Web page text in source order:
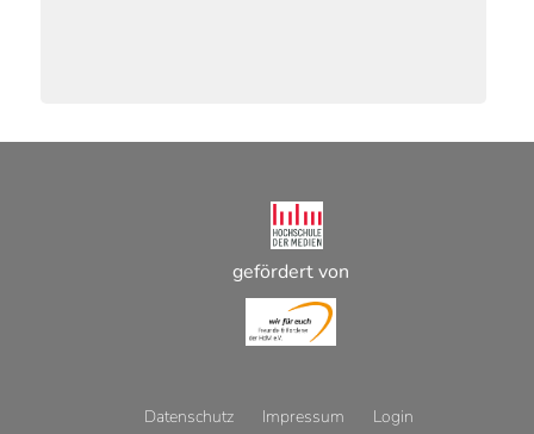
gefördert von
Datenschutz Impressum Login